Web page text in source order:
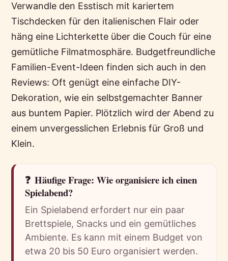
Verwandle den Esstisch mit kariertem
Tischdecken für den italienischen Flair oder
häng eine Lichterkette über die Couch für eine
gemütliche Filmatmosphäre. Budgetfreundliche
Familien-Event-Ideen finden sich auch in den
Reviews: Oft genügt eine einfache DIY-
Dekoration, wie ein selbstgemachter Banner
aus buntem Papier. Plötzlich wird der Abend zu
einem unvergesslichen Erlebnis für Groß und
Klein.
❓ Häufige Frage: Wie organisiere ich einen
Spielabend?
Ein Spielabend erfordert nur ein paar
Brettspiele, Snacks und ein gemütliches
Ambiente. Es kann mit einem Budget von
etwa 20 bis 50 Euro organisiert werden.